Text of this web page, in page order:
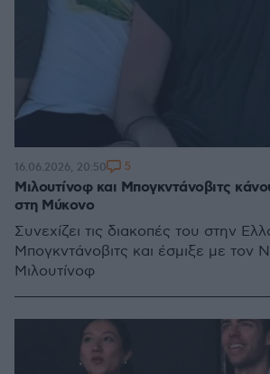
Μιλουτίνοφ και Μπογκντάνοβιτς
στη Μύκονο
Συνεχίζει τις διακοπές του στην
Μπογκντάνοβιτς και έσμιξε με τον
Μιλουτίνοφ
16.06.2026, 20:50 5